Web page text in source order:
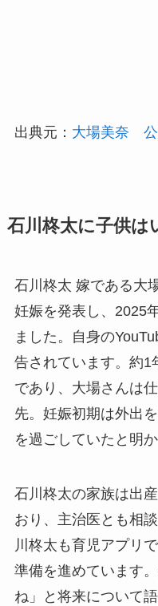
出典元： 大場美奈 公
石川柊太に子供は
石川柊太 嫁である大
妊娠を発表し、2025
ました。自身の
告されています。約1
であり、大場さんは
先。妊娠初期は外出
を過ごしていたと明
石川柊太の家族は出
おり、主治医とも相
川柊太も育児アプリ
準備を進めています
ね」と将来について